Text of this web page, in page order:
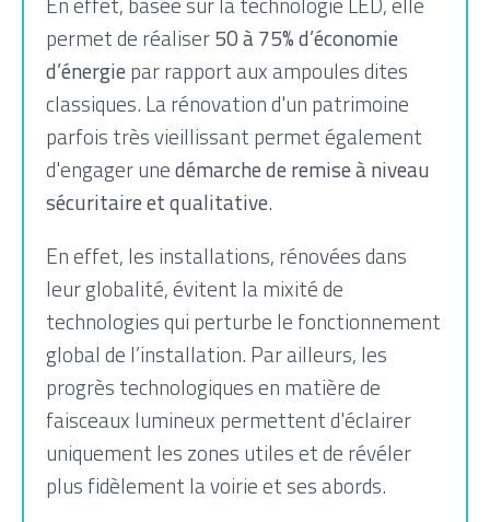
permet de réaliser50 à 75% d’économie
d’énergiepar rapport aux ampoules dites
classiques. La rénovation d'un patrimoine
parfois très vieillissant permet également
d'engager unedémarche de remise à niveau
sécuritaire et qualitative.
En effet, les installations, rénovées dans
leur globalité, évitent la mixité de
technologies qui perturbe le fonctionnement
global de l’installation. Par ailleurs, les
progrès technologiques en matière de
faisceaux lumineux permettent d'éclairer
uniquement les zones utiles et de révéler
plus fidèlement la voirie et ses abords.